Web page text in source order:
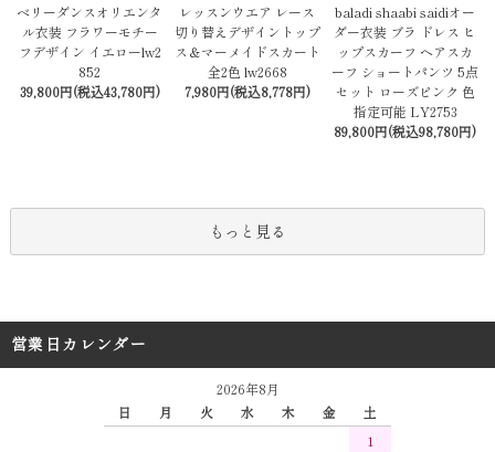
ベリーダンスオリエンタ
ル衣装 フラワーモチー
フデザイン イエローlw2
852
39,800円(税込43,780円)
レッスンウエア レース
切り替えデザイントップ
ス＆マーメイドスカート
全2色 lw2668
7,980円(税込8,778円)
baladi shaabi saidiオー
ダー衣装 ブラ ドレス ヒ
ップスカーフ ヘアスカ
ーフ ショートパンツ 5点
セット ローズピンク 色
指定可能 LY2753
89,800円(税込98,780円)
もっと見る
営業日カレンダー
2026年8月
日
月 火 水 木 金
土
1